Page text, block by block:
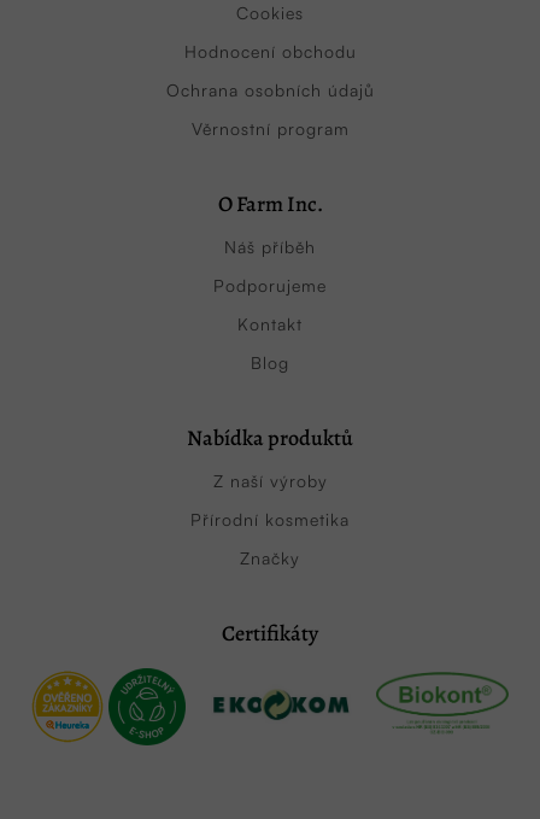
Cookies
Hodnocení obchodu
Ochrana osobních údajů
Věrnostní program
O Farm Inc.
Náš příběh
Podporujeme
Kontakt
Blog
Nabídka produktů
Z naší výroby
Přírodní kosmetika
Značky
Certifikáty